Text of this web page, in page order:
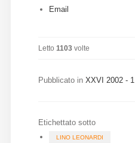
Indici
Email
Letto 1103volte
Pubblicato in XXVI 2002 - 1
Etichettato sotto
LINO LEONARDI